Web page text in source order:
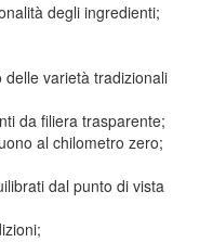
degli ingredienti;
varietà tradizionali
da filiera trasparente;
al chilometro zero;
dal punto di vista